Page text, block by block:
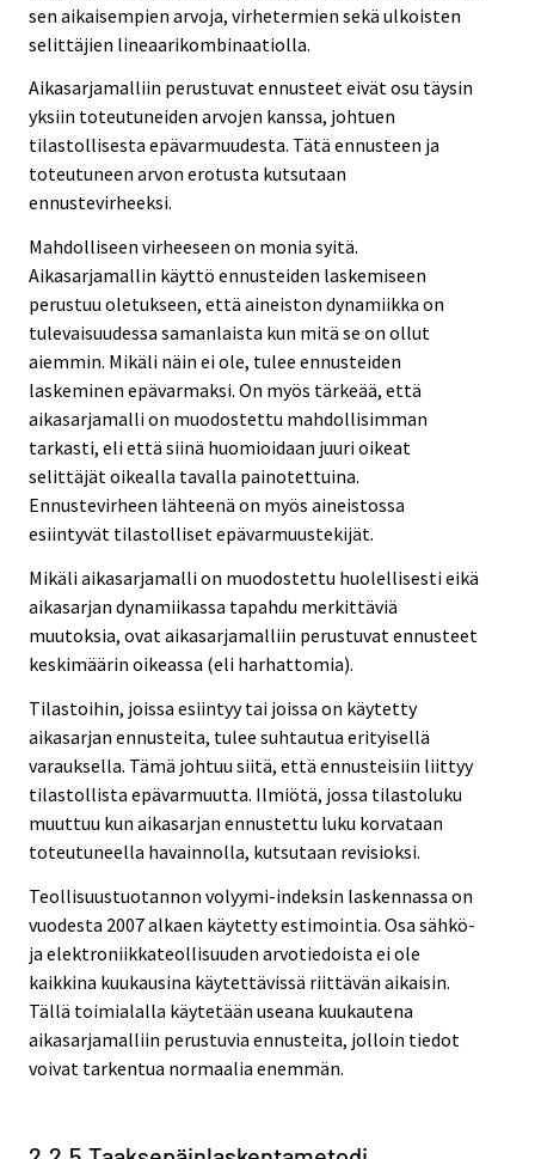
sen aikaisempien arvoja, virhetermien sekä ulkoisten
selittäjien lineaarikombinaatiolla.
Aikasarjamalliin perustuvat ennusteet eivät osu täysin
yksiin toteutuneiden arvojen kanssa, johtuen
tilastollisesta epävarmuudesta. Tätä ennusteen ja
toteutuneen arvon erotusta kutsutaan
ennustevirheeksi.
Mahdolliseen virheeseen on monia syitä.
Aikasarjamallin käyttö ennusteiden laskemiseen
perustuu oletukseen, että aineiston dynamiikka on
tulevaisuudessa samanlaista kun mitä se on ollut
aiemmin. Mikäli näin ei ole, tulee ennusteiden
laskeminen epävarmaksi. On myös tärkeää, että
aikasarjamalli on muodostettu mahdollisimman
tarkasti, eli että siinä huomioidaan juuri oikeat
selittäjät oikealla tavalla painotettuina.
Ennustevirheen lähteenä on myös aineistossa
esiintyvät tilastolliset epävarmuustekijät.
Mikäli aikasarjamalli on muodostettu huolellisesti eikä
aikasarjan dynamiikassa tapahdu merkittäviä
muutoksia, ovat aikasarjamalliin perustuvat ennusteet
keskimäärin oikeassa (eli harhattomia).
Tilastoihin, joissa esiintyy tai joissa on käytetty
aikasarjan ennusteita, tulee suhtautua erityisellä
varauksella. Tämä johtuu siitä, että ennusteisiin liittyy
tilastollista epävarmuutta. Ilmiötä, jossa tilastoluku
muuttuu kun aikasarjan ennustettu luku korvataan
toteutuneella havainnolla, kutsutaan revisioksi.
Teollisuustuotannon volyymi-indeksin laskennassa on
vuodesta 2007 alkaen käytetty estimointia. Osa sähkö-
ja elektroniikkateollisuuden arvotiedoista ei ole
kaikkina kuukausina käytettävissä riittävän aikaisin.
Tällä toimialalla käytetään useana kuukautena
aikasarjamalliin perustuvia ennusteita, jolloin tiedot
voivat tarkentua normaalia enemmän.